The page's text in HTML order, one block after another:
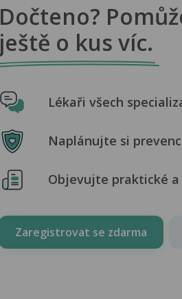
Dočteno?
ještě o kus víc.
Lékaři všech
Naplánujte si
Objevujte praktické
Zaregistrovat se zdarma